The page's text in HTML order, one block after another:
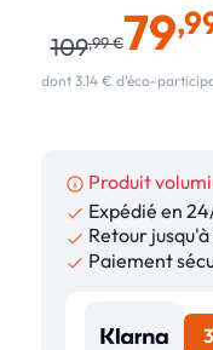
109,99 €79
dont 3.14 € d'éco-
info_outline Produit
 Expédié en
 Retour
 Paiement